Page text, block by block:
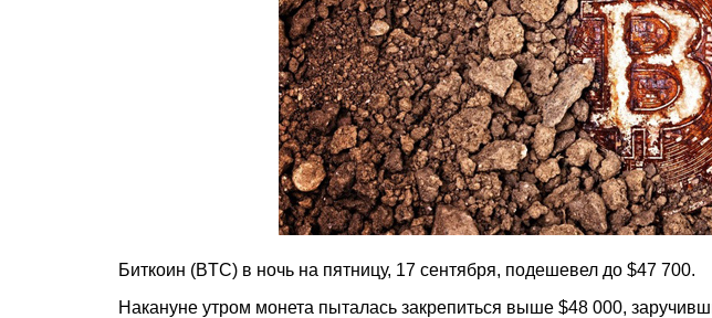
Биткоин (BTC) в ночь на пятницу, 17 сентября, подешевел до $47 700.
Накануне утром монета пыталась закрепиться выше $48 000,